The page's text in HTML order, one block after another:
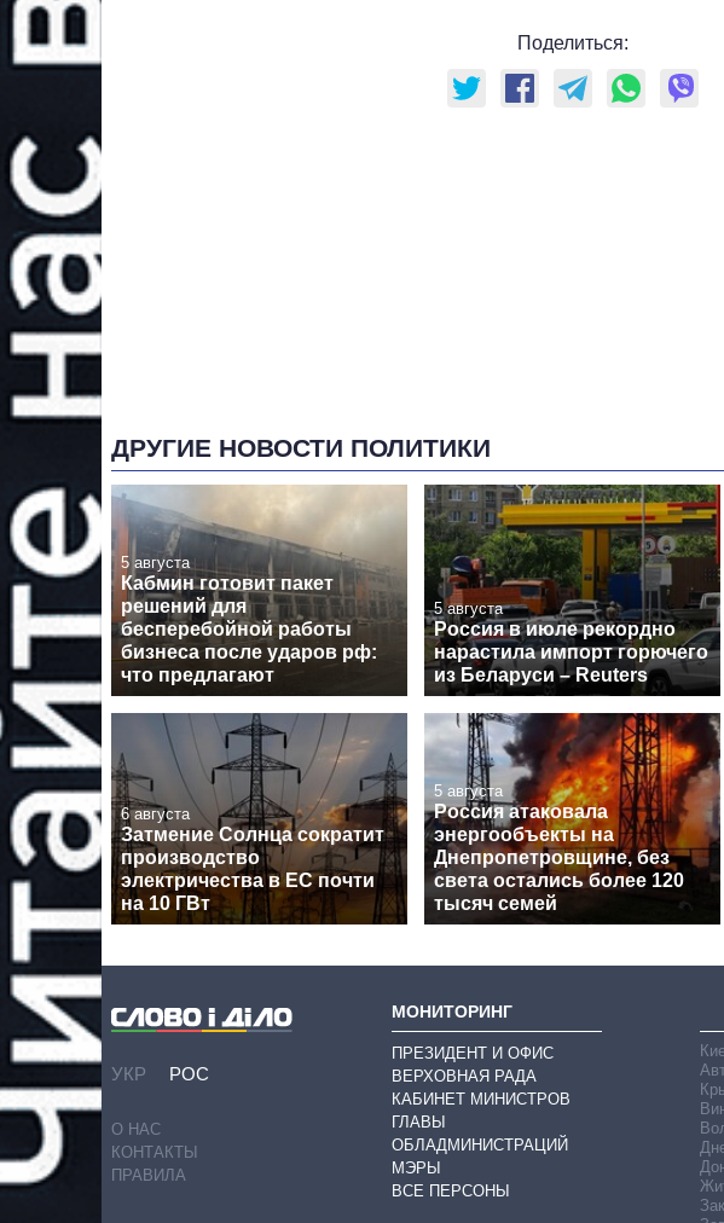
Поделиться:
ДРУГИЕ НОВОСТИ ПОЛИТИКИ
5 августа
Кабмин готовит пакет
решений для
бесперебойной работы
бизнеса после ударов рф:
что предлагают
5 августа
Россия в июле рекордно
нарастила импорт горючего
из Беларуси – Reuters
6 августа
Затмение Солнца сократит
производство
электричества в ЕС почти
на 10 ГВт
5 августа
Россия атаковала
энергообъекты на
Днепропетровщине, без
света остались более 120
тысяч семей
УКР РОС
О НАС
КОНТАКТЫ
ПРАВИЛА
МОНИТОРИНГ
ПРЕЗИДЕНТ И ОФИС
ВЕРХОВНАЯ РАДА
КАБИНЕТ МИНИСТРОВ
ГЛАВЫ
ОБЛАДМИНИСТРАЦИЙ
МЭРЫ
ВСЕ ПЕРСОНЫ